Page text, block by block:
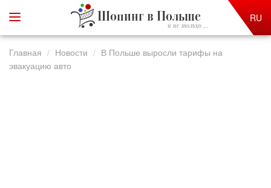
Шопинг в Польше
и не только ...
RU
Главная Новости
В Польше выросли тарифы на
эвакуацию авто